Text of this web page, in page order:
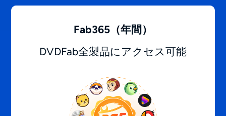
Fab365（年間）
DVDFab全製品にアクセス可能